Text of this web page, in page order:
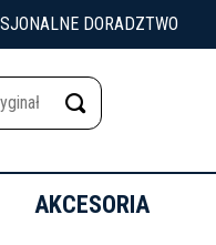
DORADZTWO
AKCESORIA